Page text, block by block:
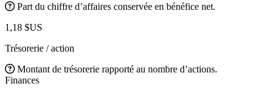
Part du chiffre d’affaires conservée en bénéfice net.
1,18 $US
Trésorerie / action
Montant de trésorerie rapporté au nombre d’actions.
Finances